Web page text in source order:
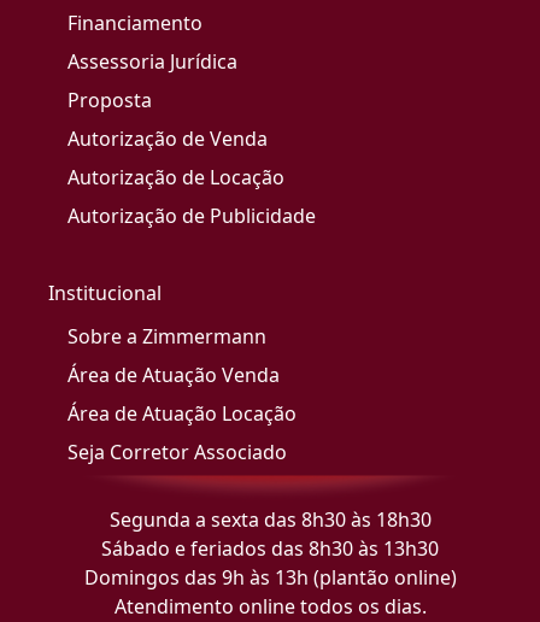
Financiamento
Assessoria Jurídica
Proposta
Autorização de Venda
Autorização de Locação
Autorização de Publicidade
Institucional
Sobre a Zimmermann
Área de Atuação Venda
Área de Atuação Locação
Seja Corretor Associado
Segunda a sexta das 8h30 às 18h30
Sábado e feriados das 8h30 às 13h30
Domingos das 9h às 13h (plantão online)
Atendimento online todos os dias.